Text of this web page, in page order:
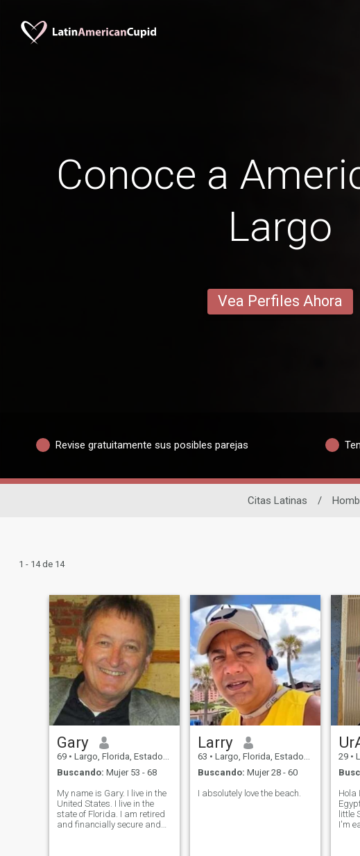
Conoce a
Largo
Vea Perfiles Ahora
Revise gratuitamente sus posibles parejas
Citas Latinas /
1 - 14 de 14
Gary
69 • Largo, Florida, Estados Unidos
Buscando: Mujer 53 - 68
My name is Gary. I live in the
United States. I live in the
state of Florida. I am retired
and financially secure and
Larry
63 • Largo, Florida, Estados Unidos
Buscando: Mujer 28 - 60
I absolutely love the beach.
29 •
Hola
little
I'm